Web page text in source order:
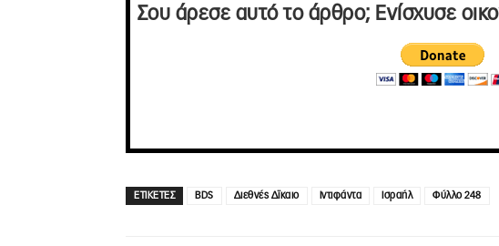
Σου άρεσε αυτό το άρθρο; Ενίσχυσε
ΕΤΙΚΕΤΕΣ BDS Διεθνές Δϊκαιο Ιντιφάντα Ισραήλ Φύλλο 248